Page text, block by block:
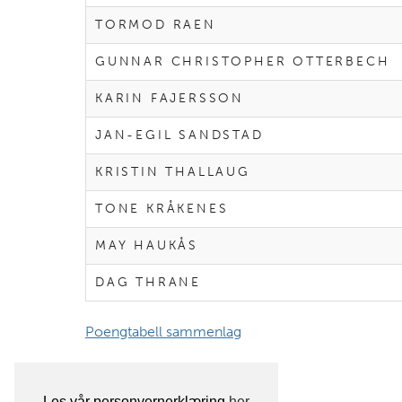
TORMOD RAEN
GUNNAR CHRISTOPHER OTTERBECH
KARIN FAJERSSON
JAN-EGIL SANDSTAD
KRISTIN THALLAUG
TONE KRÅKENES
MAY HAUKÅS
DAG THRANE
Poengtabell sammenlag